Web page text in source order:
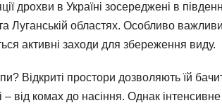
дрохви в Україні зосереджені в
Луганській областях. Особливо
активні заходи для збереження виду.
Відкриті простори дозволяють їй
– від комах до насіння. Однак